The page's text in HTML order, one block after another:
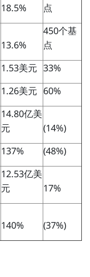
18.5%
点
13.6%
450个基
点
1.53美元 33%
1.26美元 60%
14.80亿美
元
(14%)
137% (48%)
12.53亿美
元
17%
140% (37%)